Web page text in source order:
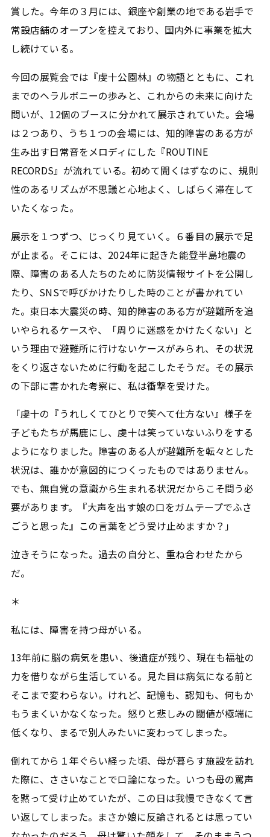
賞した。今年の３月には、銀座や創業の地である岩手で
常設店舗のオープンを控えており、国内外に事業を拡大
し続けている。
今回の展覧会では『虔十公園林』の物語とともに、これ
までのヘラルボニーの歩みと、これからの未来に向けた
問いが、12個のブースに分かれて展示されていた。会場
は２つあり、うち１つの会場には、知的障害のある方が
生み出す日常音をメロディにした『ROUTINE
RECORDS』が流れている。初めて聞くはずなのに、規則
性のあるリズムが不思議と心地よく、しばらく滞在して
いたくなった。
展示を１つずつ、じっくり見ていく。６番目の展示で足
が止まる。そこには、2024年に起きた能登半島地震の
際、障害のある人たちのために防災情報サイトを公開し
たり、SNSで呼びかけたりした時のことが書かれてい
た。東日本大震災の時、知的障害のある方が避難所を追
いやられるケースや、「周りに迷惑をかけたくない」と
いう理由で避難所に行けないケースがみられ、その状況
をくり返さないために行動を起こしたそうだ。その展示
の下部に書かれた考察に、私は衝撃を受けた。
「虔十の『うれしくてひとりで笑へて仕方ない』様子を
子どもたちが馬鹿にし、虔十は笑っていないふりをする
ようになりました。障害のある人が避難所を転々とした
状況は、誰かが意図的につくったものではありません。
でも、無自覚の意識から生まれる状況だからこそ問う必
要があります。『大声を出す娘の口をガムテープでふさ
ごうと思った』この言葉をどう受け止めますか？」
泣きそうになった。過去の自分と、重ね合わせたから
だ。
＊
私には、障害を持つ母がいる。
13年前に脳の病気を患い、後遺症が残り、現在も福祉の
力を借りながら生活している。見た目は病気になる前と
そこまで変わらない。けれど、記憶も、認知も、何もか
もうまくいかなくなった。怒りと悲しみの閾値が極端に
低くなり、まるで別人みたいに変わってしまった。
倒れてから１年ぐらい経った頃、母が暮らす施設を訪れ
た際に、ささいなことで口論になった。いつも母の罵声
を黙って受け止めていたが、この日は我慢できなくて言
い返してしまった。まさか娘に反論されるとは思ってい